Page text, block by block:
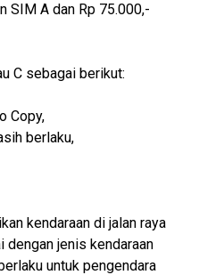
SIM A dan Rp 75.000,-
C sebagai berikut:
Copy,
berlaku,
kendaraan di jalan raya
jenis kendaraan
untuk pengendara